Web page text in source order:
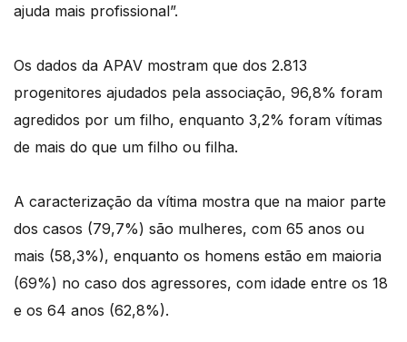
ajuda mais profissional”.
Os dados da APAV mostram que dos 2.813
progenitores ajudados pela associação, 96,8% foram
agredidos por um filho, enquanto 3,2% foram vítimas
de mais do que um filho ou filha.
A caracterização da vítima mostra que na maior parte
dos casos (79,7%) são mulheres, com 65 anos ou
mais (58,3%), enquanto os homens estão em maioria
(69%) no caso dos agressores, com idade entre os 18
e os 64 anos (62,8%).